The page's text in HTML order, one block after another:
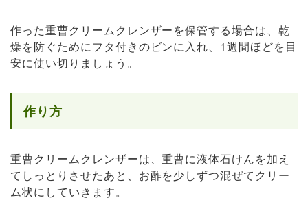
作った重曹クリームクレンザーを保管する場合は、乾
燥を防ぐためにフタ付きのビンに入れ、1週間ほどを目
安に使い切りましょう。
作り方
重曹クリームクレンザーは、重曹に液体石けんを加え
てしっとりさせたあと、お酢を少しずつ混ぜてクリー
ム状にしていきます。